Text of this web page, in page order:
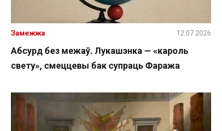
Абсурд без межаў. Лукашэнка — «кароль
свету», смеццевы бак супраць Фаража
Замежжа 12.07.2026